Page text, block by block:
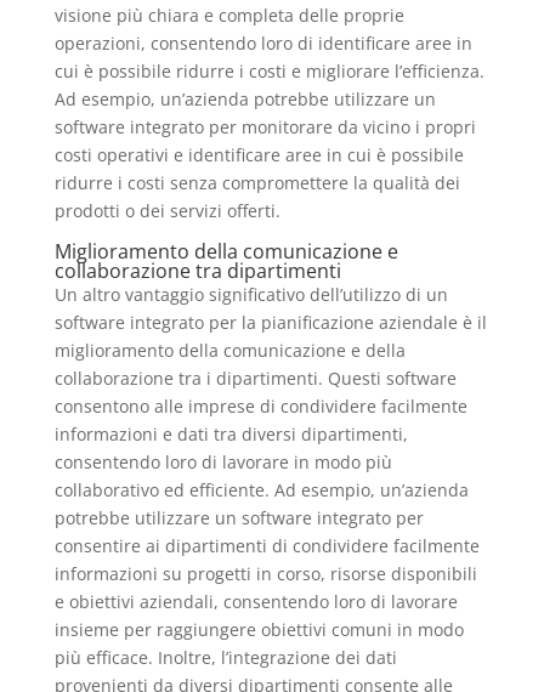
visione più chiara e completa delle proprie
operazioni, consentendo loro di identificare aree in
cui è possibile ridurre i costi e migliorare l’efficienza.
Ad esempio, un’azienda potrebbe utilizzare un
software integrato per monitorare da vicino i propri
costi operativi e identificare aree in cui è possibile
ridurre i costi senza compromettere la qualità dei
prodotti o dei servizi offerti.
Miglioramento della comunicazione e
collaborazione tra dipartimenti
Un altro vantaggio significativo dell’utilizzo di un
software integrato per la pianificazione aziendale è il
miglioramento della comunicazione e della
collaborazione tra i dipartimenti. Questi software
consentono alle imprese di condividere facilmente
informazioni e dati tra diversi dipartimenti,
consentendo loro di lavorare in modo più
collaborativo ed efficiente. Ad esempio, un’azienda
potrebbe utilizzare un software integrato per
consentire ai dipartimenti di condividere facilmente
informazioni su progetti in corso, risorse disponibili
e obiettivi aziendali, consentendo loro di lavorare
insieme per raggiungere obiettivi comuni in modo
più efficace. Inoltre, l’integrazione dei dati
provenienti da diversi dipartimenti consente alle